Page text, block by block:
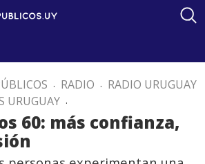
. RADIO . RADIO URUGUAY
URUGUAY .
60: más confianza,